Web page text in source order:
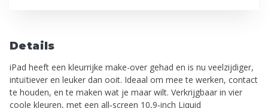
Details
iPad heeft een kleurrijke make-over gehad en is nu veelzijdiger,
intuïtiever en leuker dan ooit. Ideaal om mee te werken, contact
te houden, en te maken wat je maar wilt. Verkrijgbaar in vier
coole kleuren, met een all‑screen 10,9‑inch Liquid